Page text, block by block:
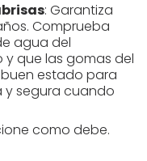
: Garantiza
Comprueba
agua del
y que las gomas del
estado para
y segura cuando
como debe.